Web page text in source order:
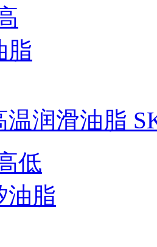
温润滑油脂